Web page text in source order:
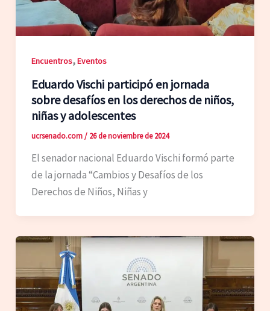
Encuentros,Eventos
Eduardo Vischi participó en jornada
sobre desafíos en los derechos de niños,
niñas y adolescentes
ucrsenado.com/ 26 de noviembre de 2024
El senador nacional Eduardo Vischi formó parte
de la jornada “Cambios y Desafíos de los
Derechos de Niños, Niñas y